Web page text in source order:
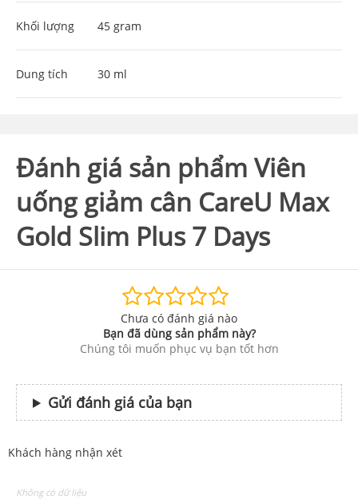
Khối lượng 45 gram
Dung tích 30 ml
Đánh giá sản phẩm Viên
uống giảm cân CareU Max
Gold Slim Plus 7 Days
Chưa có đánh giá nào
Bạn đã dùng sản phẩm này?
Chúng tôi muốn phục vụ bạn tốt hơn
Gửi đánh giá của bạn
Khách hàng nhận xét
Không có dữ liệu